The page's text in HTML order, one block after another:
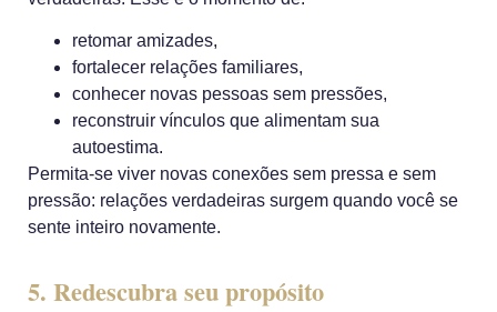
retomar amizades,
fortalecer relações familiares,
conhecer novas pessoas sem pressões,
reconstruir vínculos que alimentam sua
autoestima.
Permita-se viver novas conexões sem pressa e sem
pressão: relações verdadeiras surgem quando você se
sente inteiro novamente.
5. Redescubra seu propósito